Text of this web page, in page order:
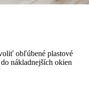
obľúbené plastové
nákladnejších okien